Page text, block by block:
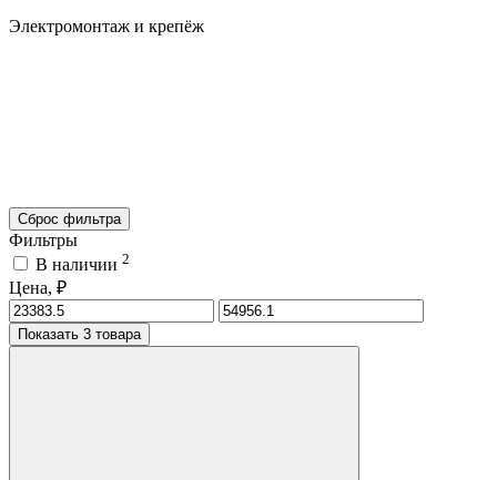
Электромонтаж и крепёж
Сброс фильтра
Фильтры
В наличии 2
Цена, ₽
Показать 3 товара